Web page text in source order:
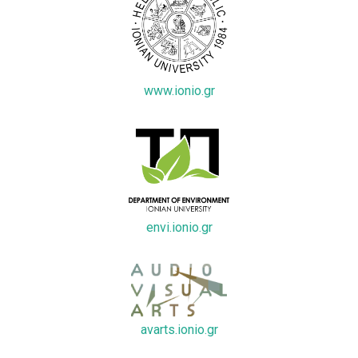
www.ionio.gr
envi.ionio.gr
avarts.ionio.gr